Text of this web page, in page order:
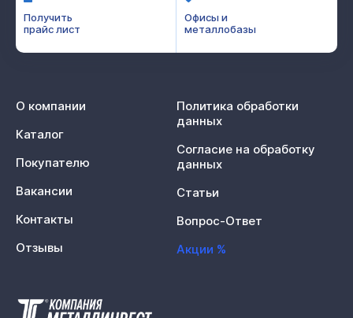
Получить
прайс лист
Офисы и
металлобазы
О компании
Каталог
Покупателю
Вакансии
Контакты
Отзывы
Политика обработки
данных
Согласие на обработку
данных
Статьи
Вопрос-Ответ
Акции %